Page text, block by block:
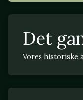
Det
Vores historiske